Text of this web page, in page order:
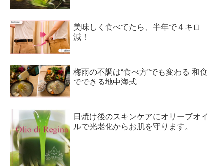
美味しく食べてたら、半年で４キロ
減！
梅雨の不調は“食べ方”でも変わる 和食
でできる地中海式
日焼け後のスキンケアにオリーブオイ
ルで光老化からお肌を守ります。